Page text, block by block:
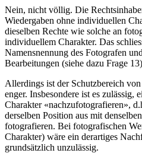
Nein, nicht völlig. Die
Wiedergaben ohne individuellen
dieselben Rechte wie solche an
individuellem Charakter. Das
Namensnennung des Fotografen
Bearbeitungen (siehe dazu Frage
Allerdings ist der Schutzbereich
enger. Insbesondere ist es zulässig,
Charakter «nachzufotografieren»,
derselben Position aus mit
fotografieren. Bei fotografischen
Charakter) wäre ein derartiges
grundsätzlich unzulässig.